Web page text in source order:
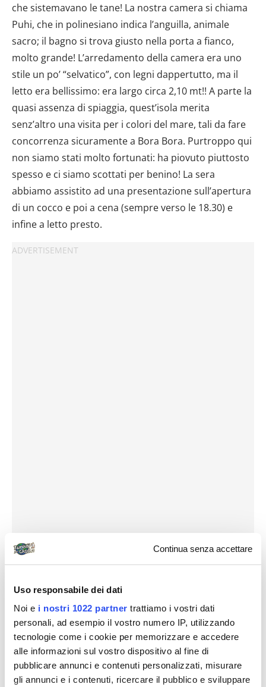
Continua senza accettare
Uso responsabile dei dati
Noi e i nostri 1022 partner trattiamo i vostri dati
personali, ad esempio il vostro numero IP, utilizzando
tecnologie come i cookie per memorizzare e accedere
alle informazioni sul vostro dispositivo al fine di
pubblicare annunci e contenuti personalizzati, misurare
gli annunci e i contenuti, ricercare il pubblico e sviluppare
che sistemavano le tane! La nostra camera si chiama
Puhi, che in polinesiano indica l’anguilla, animale
sacro; il bagno si trova giusto nella porta a fianco,
molto grande! L’arredamento della camera era uno
stile un po’ “selvatico”, con legni dappertutto, ma il
letto era bellissimo: era largo circa 2,10 mt!! A parte la
quasi assenza di spiaggia, quest’isola merita
senz’altro una visita per i colori del mare, tali da fare
concorrenza sicuramente a Bora Bora. Purtroppo qui
non siamo stati molto fortunati: ha piovuto piuttosto
spesso e ci siamo scottati per benino! La sera
abbiamo assistito ad una presentazione sull’apertura
di un cocco e poi a cena (sempre verso le 18.30) e
infine a letto presto.
21 maggio: abbiamo passato il giorno facendo un
tour guidato sulla laguna: siamo partiti su un
catamarano a motore passando per l’istmo dove
vengono le balene con i piccoli in agosto, abbiamo
visto un po’ di ricordi che ha lasciato il dio Hiro e poi